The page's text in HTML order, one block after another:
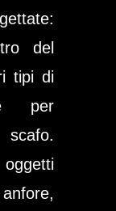
del
tipi di
per
oggetti